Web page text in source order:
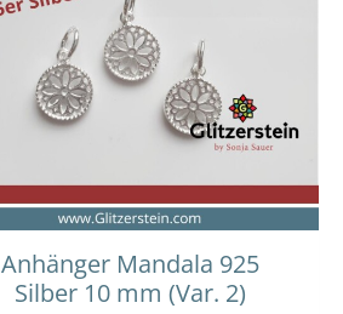
Anhänger Mandala 925
Silber 10 mm (Var. 2)